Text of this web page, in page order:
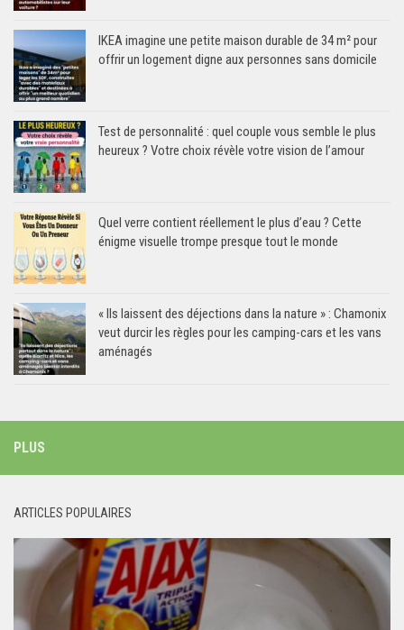
IKEA imagine une petite maison durable de 34 m² pour
offrir un logement digne aux personnes sans domicile
Test de personnalité : quel couple vous semble le plus
heureux ? Votre choix révèle votre vision de l’amour
Quel verre contient réellement le plus d’eau ? Cette
énigme visuelle trompe presque tout le monde
« Ils laissent des déjections dans la nature » : Chamonix
veut durcir les règles pour les camping-cars et les vans
aménagés
PLUS
ARTICLES POPULAIRES